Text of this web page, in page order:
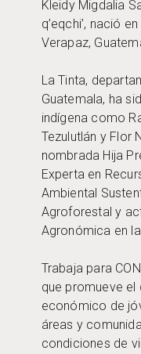
Kleidy Migdalia
q’eqchi’, nació
Verapaz,
La Tinta,
Guatemala, ha
indígena como
Tezulutlán y Flor
nombrada Hija
Experta en
Ambiental
Agroforestal y
Agronómica en la
Trabaja para
que promueve
económico de
áreas y
condiciones de